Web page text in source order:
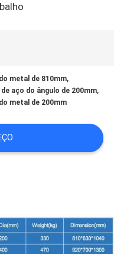
metal de 810mm,
aço do ângulo de 200mm,
metal de 200mm